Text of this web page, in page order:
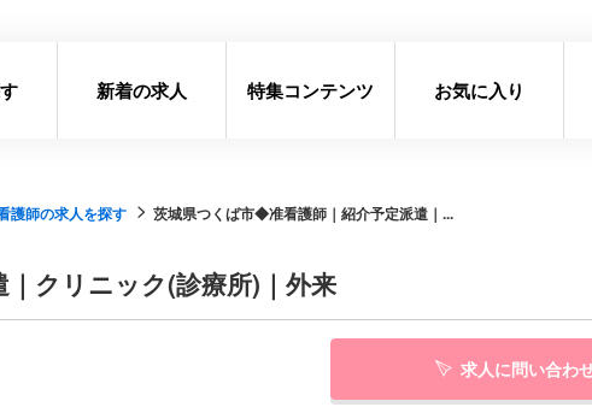
新着の求人 特集コンテンツ お気に入り
護師の求人を探す 茨城県つくば市◆准看護師｜紹介予定派遣｜...
クリニック(診療所)｜外来
求人に問い合わ